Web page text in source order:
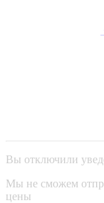
Вы отключили
Мы не сможем
цены